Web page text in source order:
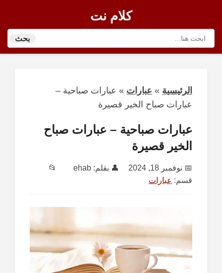
كلام نت
بحث
الرئيسية » عبارات » عبارات صباحية –
عبارات صباح الخير قصيرة
عبارات صباحية – عبارات صباح
الخير قصيرة
📅 نوفمبر 18, 2024 👤 بقلم: ehab
📂
قسم: عبارات